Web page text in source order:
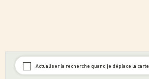
Actualiser la recherche quand je déplace la carte